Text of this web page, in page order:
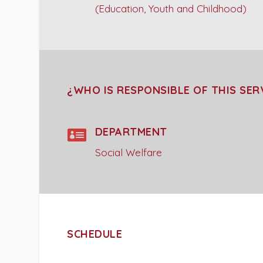
(Education, Youth and Childhood)
¿WHO IS RESPONSIBLE OF THIS
 DEPARTMENT
Social Welfare
SCHEDULE